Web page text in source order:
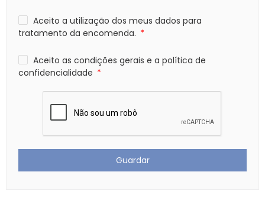
Aceito a utilização dos meus dados para
tratamento da encomenda.
Aceito as condições gerais e a política de
confidencialidade
Guardar